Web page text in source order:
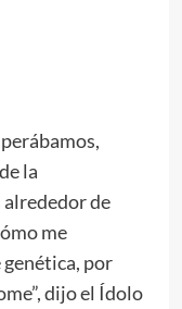
la
de
me
genética, por
dijo el Ídolo